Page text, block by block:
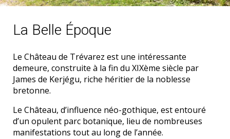
La Belle Époque
Le Château de Trévarez est une intéressante
demeure, construite à la fin du XIXème siècle par
James de Kerjégu, riche héritier de la noblesse
bretonne.
Le Château, d’influence néo-gothique, est entouré
d’un opulent parc botanique, lieu de nombreuses
manifestations tout au long de l’année.